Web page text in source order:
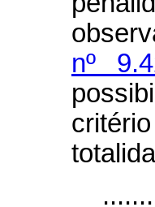
nº